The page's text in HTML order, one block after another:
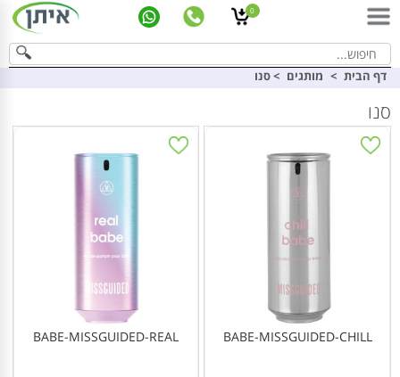
דף הבית > מותגים >סנו
סנו
BABE-MISSGUIDED-CHILL
BABE-MISSGUIDED-REAL